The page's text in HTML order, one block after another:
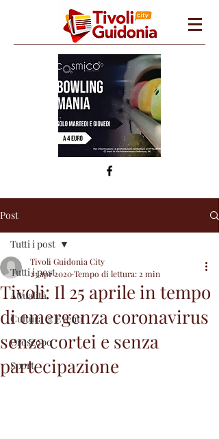
Post
Tutti i post
Attualità
Cultura & Eventi
Oroscopo
Sport
Tutti i post
Tivoli: Il 25 aprile in tempo
di emergenza coronavirus
senza cortei e senza
partecipazione
Tivoli Guidonia City
23 apr 2020Tempo di lettura: 2 min